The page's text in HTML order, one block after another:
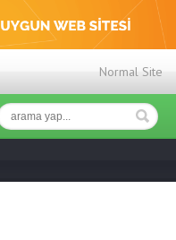
Normal Site